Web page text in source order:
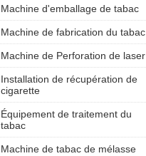
Machine d'emballage de tabac
Machine de fabrication du tabac
Machine de Perforation de laser
Installation de récupération de
cigarette
Équipement de traitement du
tabac
Machine de tabac de mélasse